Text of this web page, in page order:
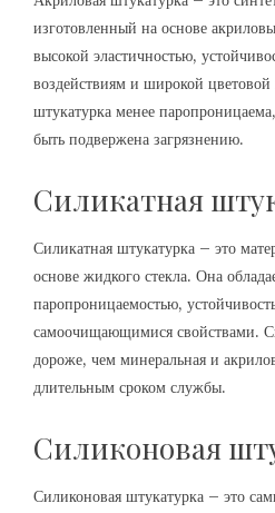
изготовленный на основе
высокой эластичностью,
воздействиям и широкой
штукатурка менее
быть подвержена загрязнению.
Силикатная
Силикатная штукатурка – это
основе жидкого стекла. Она
паропроницаемостью,
самоочищающимися свойствами.
дороже, чем минеральная и
длительным сроком службы.
Силиконовая
Силиконовая штукатурка – это